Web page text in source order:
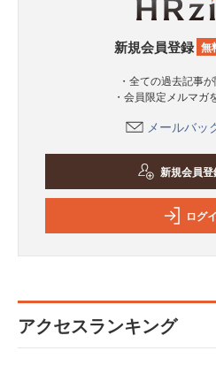
新規会員登録 無
・全ての過去記事
・会員限定メルマガ
メールバッ
新規会員登
ログ
アクセスランキング